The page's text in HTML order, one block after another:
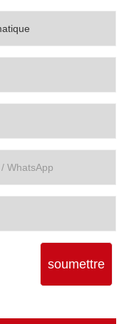
soumettre